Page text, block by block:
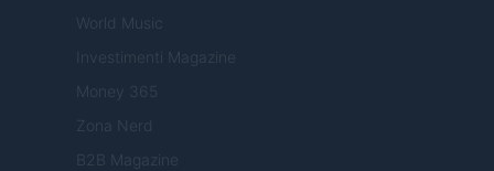
World Music
Investimenti Magazine
Money 365
Zona Nerd
B2B Magazine